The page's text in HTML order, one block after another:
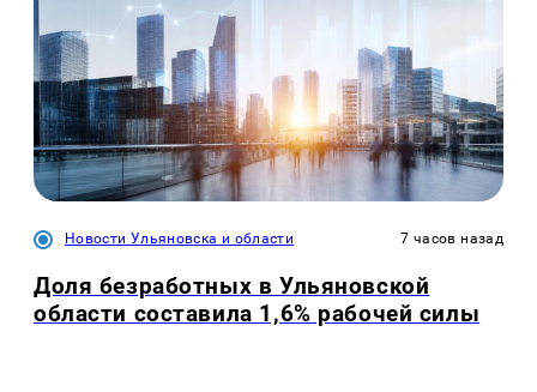
Новости Ульяновска и области 7 часов назад
Доля безработных в Ульяновской
области составила 1,6% рабочей силы